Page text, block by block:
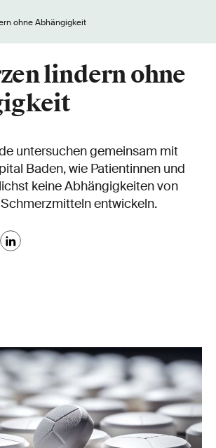
ohne Abhängigkeit
lindern ohne
untersuchen gemeinsam mit
Baden, wie Patientinnen und
keine Abhängigkeiten von
entwickeln.